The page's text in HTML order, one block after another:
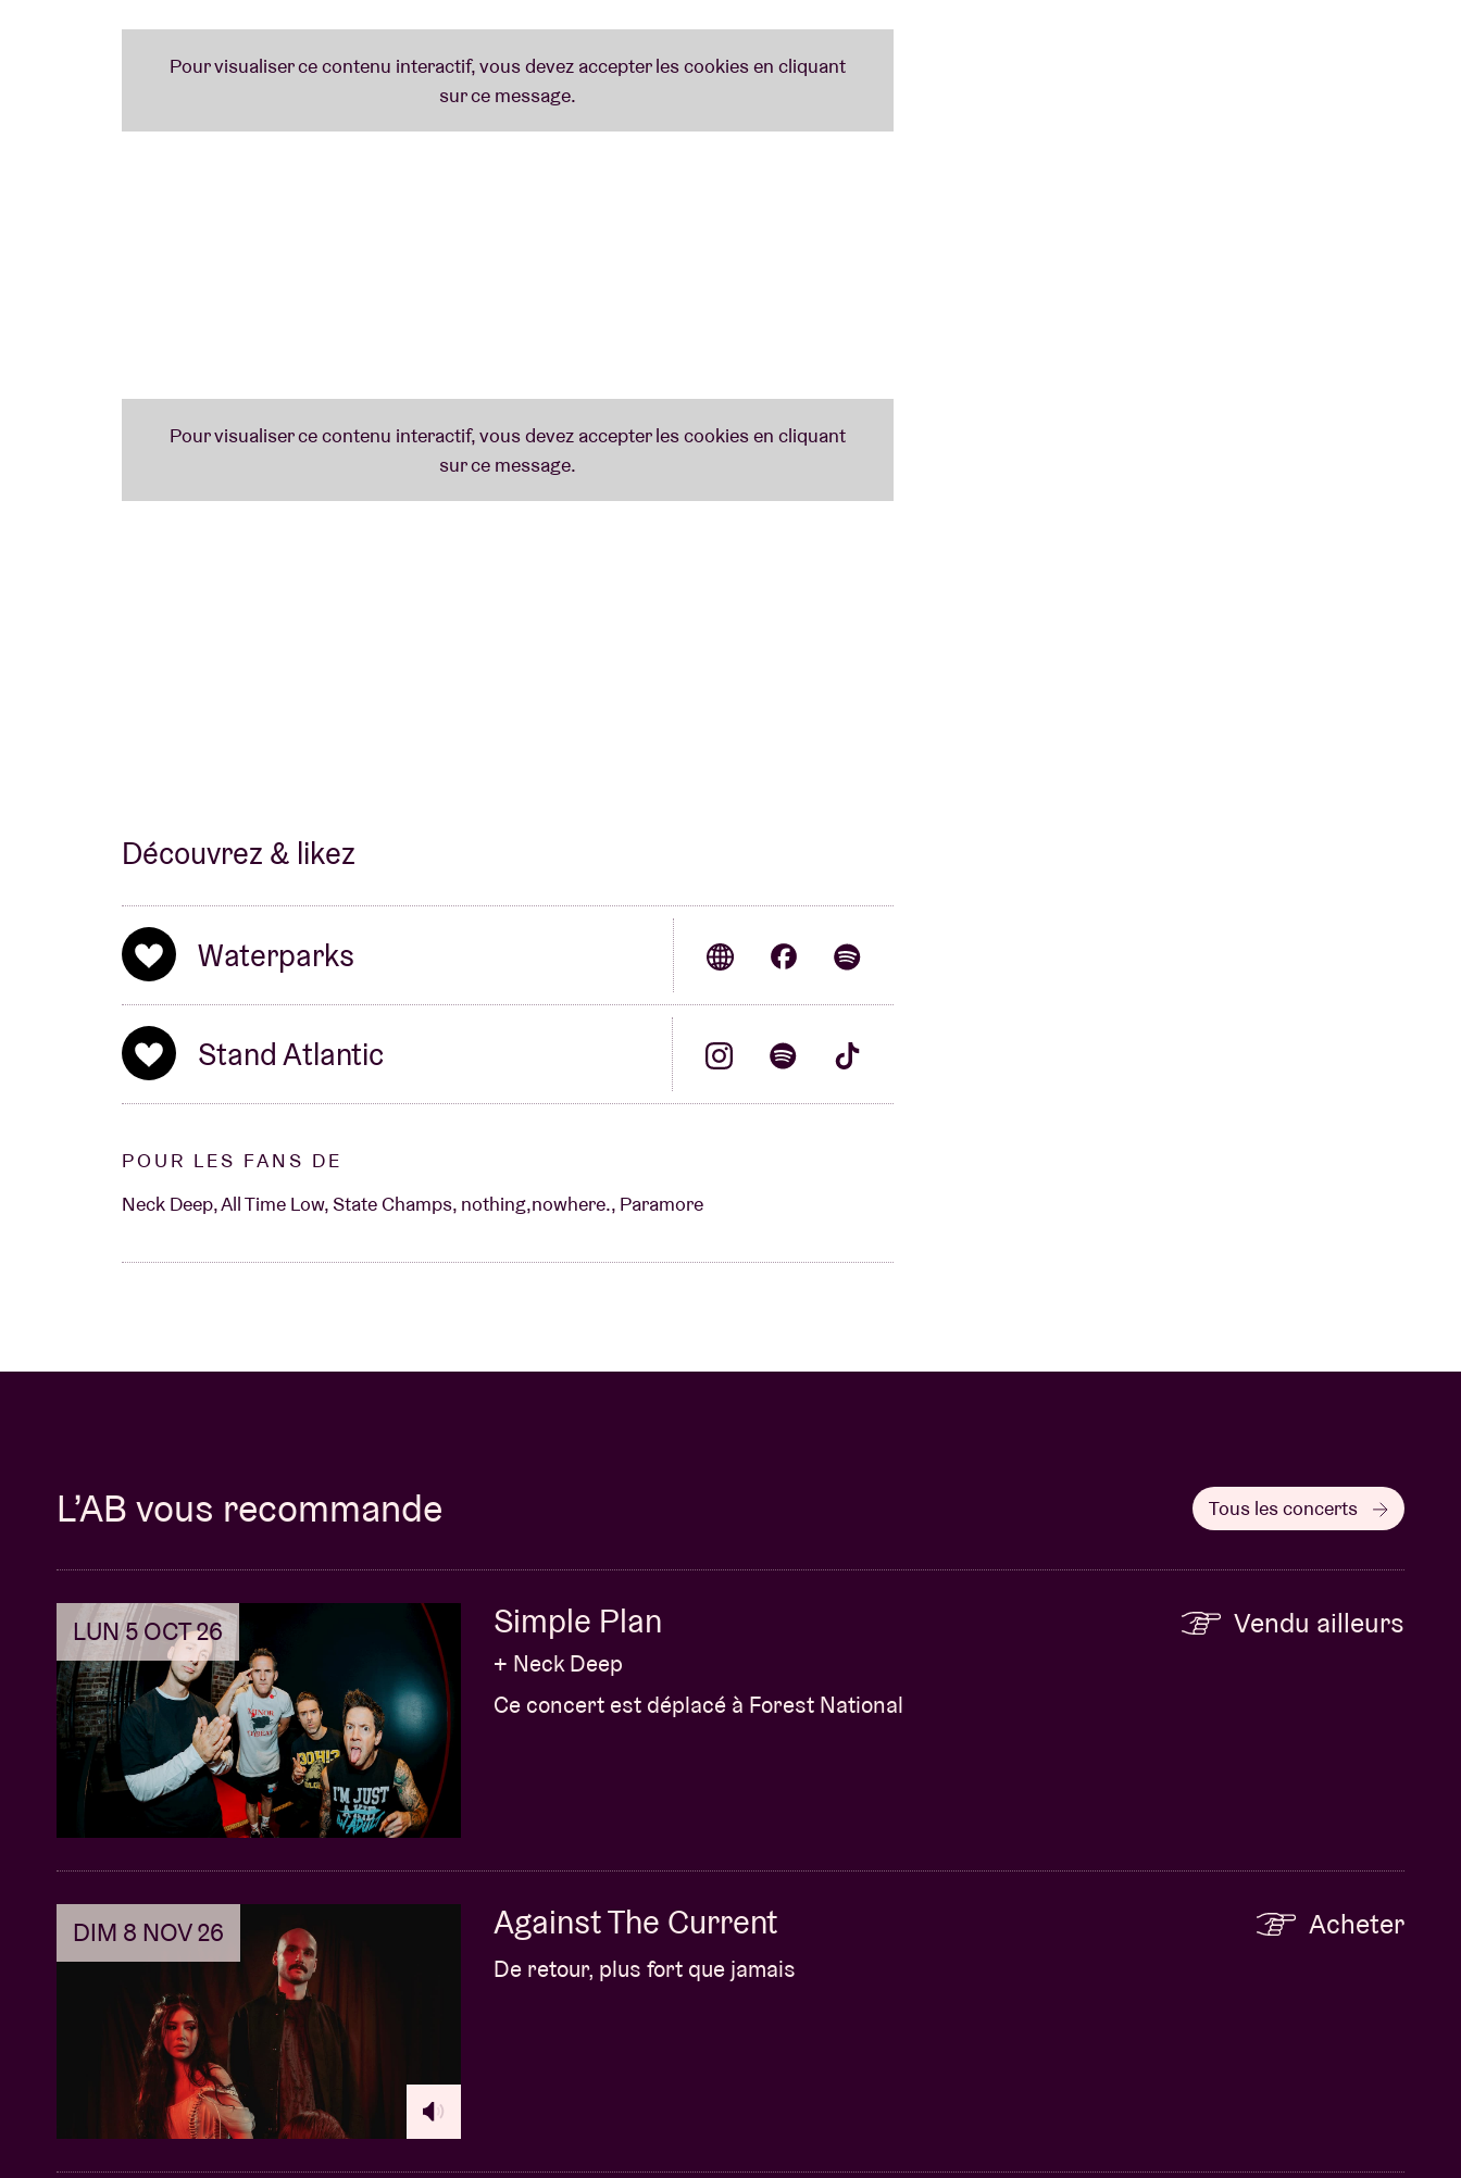
Découvrez & likez
Waterparks
Stand Atlantic
POUR LES FANS DE
Neck Deep, All Time Low, State Champs, nothing,nowhere., Paramore
L’AB vous recommande Tous les concerts
LUN 5 OCT 26 Simple Plan
+ Neck Deep
Ce concert est déplacé à Forest National
Vendu ailleurs
DIM 8 NOV 26 Against The Current
De retour, plus fort que jamais
Acheter